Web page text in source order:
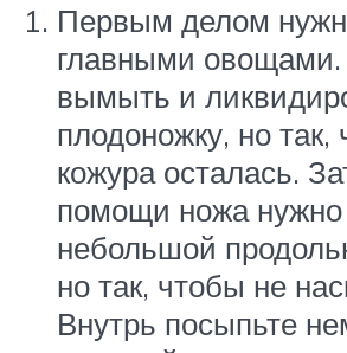
Первым делом
главными овощами.
вымыть и
плодоножку, но так,
кожура осталась.
помощи ножа нужно
небольшой
но так, чтобы не
Внутрь посыпьте